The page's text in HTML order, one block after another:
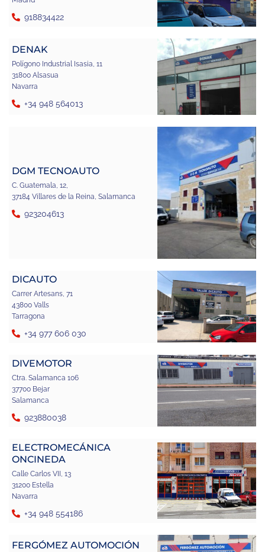
918834422
DENAK
Polígono Industrial Isasia, 11
31800 Alsasua
Navarra
+34 948 564013
DGM TECNOAUTO
C. Guatemala, 12,
37184 Villares de la Reina, Salamanca
923204613
DICAUTO
Carrer Artesans, 71
43800 Valls
Tarragona
+34 977 606 030
DIVEMOTOR
Ctra. Salamanca 106
37700 Bejar
Salamanca
923880038
ELECTROMECÁNICA
ONCINEDA
Calle Carlos VII, 13
31200 Estella
Navarra
+34 948 554186
FERGÓMEZ AUTOMOCIÓN